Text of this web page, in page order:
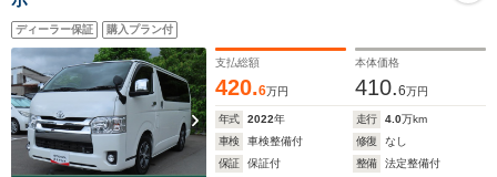
ディーラー保証 購入プラン付
支払総額
420.6万円
本体価格
410.6万円
年式 2022年 走行 4.0万km
車検
車検整備付 修復
なし
保証
保証付 整備
法定整備付